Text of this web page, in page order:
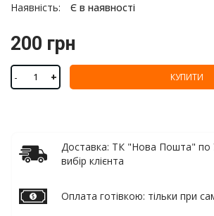
Наявність:
Є в наявності
200 грн
- + КУПИТИ
Доставка: ТК "Нова Пошта" по
вибір клієнта
Оплата готівкою: тільки при